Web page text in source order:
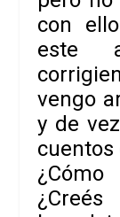
con
este
vengo
y de
cuentos